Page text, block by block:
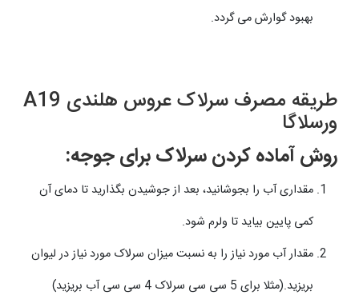
بهبود گوارش می گردد.
طریقه مصرف سرلاک عروس هلندی A19
ورسلاگا
روش آماده کردن سرلاک برای جوجه:
مقداری آب را بجوشانید، بعد از جوشیدن بگذارید تا دمای آن
کمی پایین بیاید تا ولرم شود.
مقدار آب مورد نیاز را به نسبت میزان سرلاک مورد نیاز در لیوان
بریزید.(مثلا برای 5 سی سی سرلاک 4 سی سی آب بریزید)